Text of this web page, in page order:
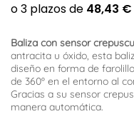
Baliza con sensor
antracita u óxido, esta
diseño en forma de
de 360º en el entorno al
Gracias a su sensor
manera automática.